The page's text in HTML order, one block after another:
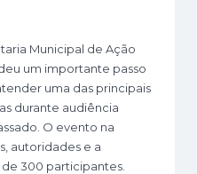
Municipal de Ação
um importante passo
uma das principais
durante audiência
O evento na
autoridades e a
300 participantes.